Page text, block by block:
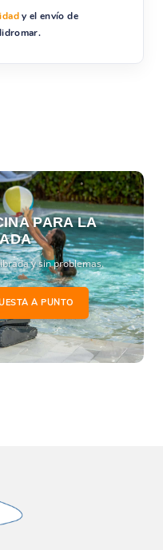
y el envío de
PARA LA
y sin problemas.
A PUNTO